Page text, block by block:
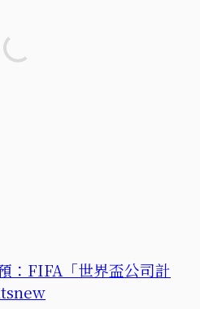
：FIFA「世界盃公司計